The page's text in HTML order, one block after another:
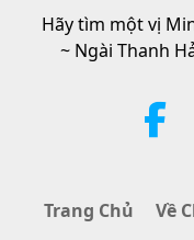
Tin Đáng Chú Ý
19:35
Hãy tìm một vị
~ Ngài Thanh
Trang Chủ Về